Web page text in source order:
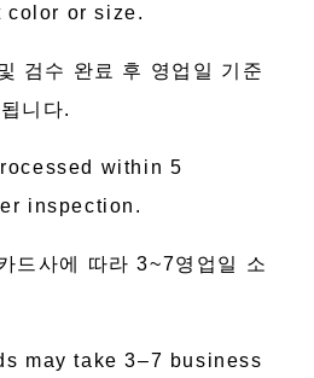
color or size.
검수 완료 후 영업일 기준
니다.
within 5
inspection.
드사에 따라 3~7영업일 소
may take 3–7 business